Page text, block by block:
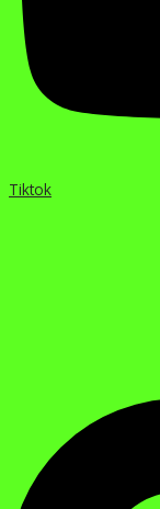
Tiktok